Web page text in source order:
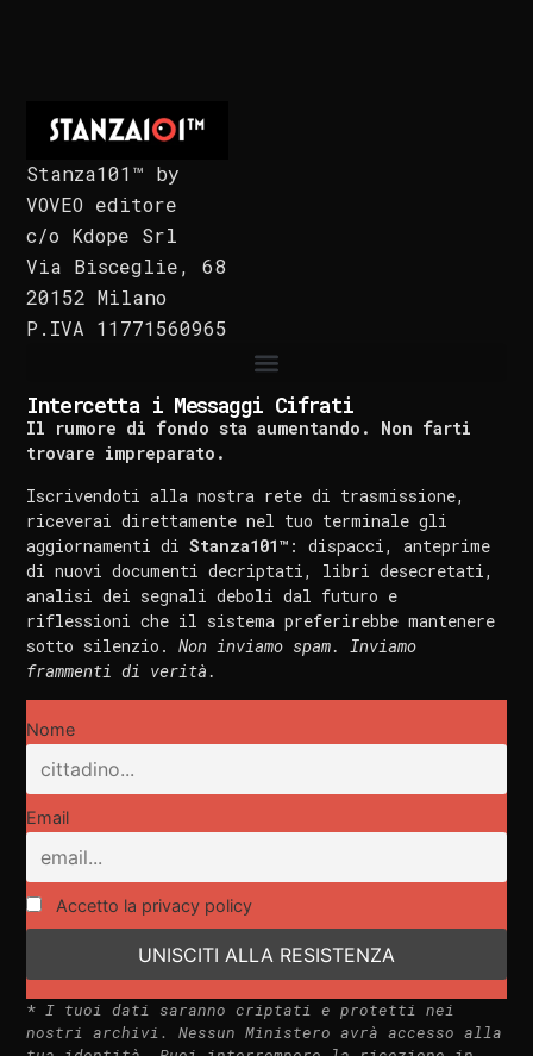
Stanza101™ by
VOVEO editore
c/o Kdope Srl
Via Bisceglie, 68
20152 Milano
P.IVA 11771560965
Intercetta i Messaggi Cifrati
Il rumore di fondo sta aumentando. Non farti
trovare impreparato.
Iscrivendoti alla nostra rete di trasmissione,
riceverai direttamente nel tuo terminale gli
aggiornamenti diStanza101™ : dispacci, anteprime
di nuovi documenti decriptati, libri desecretati,
analisi dei segnali deboli dal futuro e
riflessioni che il sistema preferirebbe mantenere
sotto silenzio.Non inviamo spam. Inviamo
frammenti di verità.
Nome
Email
Accetto la privacy policy
*I tuoi dati saranno criptati e protetti nei
nostri archivi. Nessun Ministero avrà accesso alla